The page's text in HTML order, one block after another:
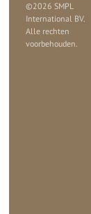
©2026 SMPL
International BV.
Alle rechten
voorbehouden.